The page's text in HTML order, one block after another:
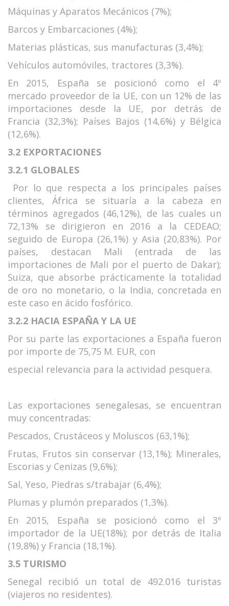
Máquinas y Aparatos Mecánicos (7%);
Barcos y Embarcaciones (4%);
Materias plásticas, sus manufacturas (3,4%);
Vehículos automóviles, tractores (3,3%).
En 2015, España se posicionó como el 4º
mercado proveedor de la UE, con un 12% de las
importaciones desde la UE, por detrás de
Francia (32,3%); Países Bajos (14,6%) y Bélgica
(12,6%).
3.2 EXPORTACIONES
3.2.1 GLOBALES
Por lo que respecta a los principales países
clientes, África se situaría a la cabeza en
términos agregados (46,12%), de las cuales un
72,13% se dirigieron en 2016 a la CEDEAO;
seguido de Europa (26,1%) y Asia (20,83%). Por
países, destacan Mali (entrada de las
importaciones de Mali por el puerto de Dakar);
Suiza, que absorbe prácticamente la totalidad
de oro no monetario, o la India, concretada en
este caso en ácido fosfórico.
3.2.2 HACIA ESPAÑA Y LA UE
Por su parte las exportaciones a España fueron
por importe de 75,75 M. EUR, con
especial relevancia para la actividad pesquera.
Las exportaciones senegalesas, se encuentran
muy concentradas:
Pescados, Crustáceos y Moluscos (63,1%);
Frutas, Frutos sin conservar (13,1%); Minerales,
Escorias y Cenizas (9,6%);
Sal, Yeso, Piedras s/trabajar (6,4%);
Plumas y plumón preparados (1,3%).
En 2015, España se posicionó como el 3º
importador de la UE(18%); por detrás de Italia
(19,8%) y Francia (18,1%).
3.5 TURISMO
Senegal recibió un total de 492.016 turistas
(viajeros no residentes).